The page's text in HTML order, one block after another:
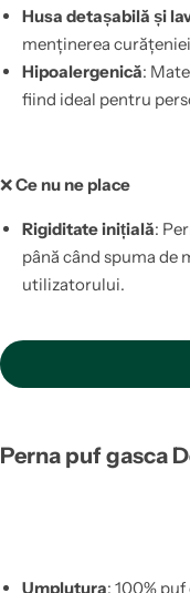
Husa detașabilă și
menținerea
Hipoalergenică:
fiind ideal pentru
❌Ce nu ne place
Rigiditate inițială:
până când spuma de
utilizatorului.
Perna puf gasca
Umplutura: 100% puf